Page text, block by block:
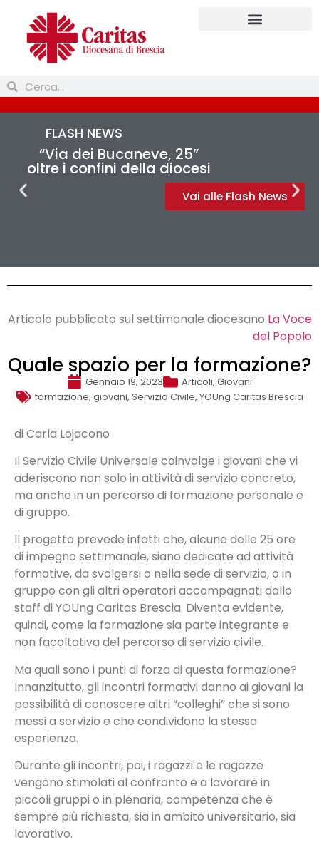
FLASH NEWS
“Via dei Bucaneve, 25”
oltre i confini della diocesi
Vai alle Flash News
Articolo pubblicato sul settimanale diocesano La Voce
del Popolo
Quale spazio per la formazione?
Gennaio 19, 2023 Articoli, Giovani
formazione, giovani, Servizio Civile, YOUng Caritas Brescia
di Carla Lojacono
Il Servizio Civile Universale coinvolge i giovani che vi
aderiscono non solo in attività di servizio concreto,
ma anche in un percorso di formazione personale e
di gruppo.
Il progetto prevede infatti che, alcune delle 25 ore
di impegno settimanale, siano dedicate ad attività
formative, da svolgersi o nella sede di servizio, o in
gruppo con gli altri operatori accompagnati dallo
staff di YOUng Caritas Brescia. Diventa evidente,
quindi, come la formazione sia parte integrante e
non facoltativa del percorso di servizio civile.
Ma quali sono i punti di forza di questa formazione?
Innanzitutto, gli incontri formativi danno ai giovani la
possibilità di conoscere altri “colleghi” che si sono
messi a servizio e che condividono la stessa
esperienza.
Durante gli incontri, poi, i ragazzi e le ragazze
vengono stimolati al confronto e a lavorare in
piccoli gruppi o in plenaria, competenza che è
sempre più richiesta, sia in ambito universitario, sia
lavorativo.